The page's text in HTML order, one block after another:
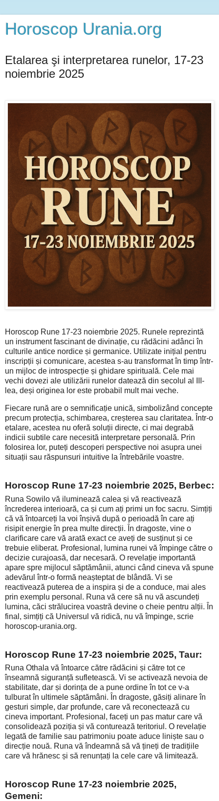
Horoscop Urania.org
Etalarea şi interpretarea runelor, 17-23
noiembrie 2025
Horoscop Rune 17-23 noiembrie 2025. Runele reprezintă
un instrument fascinant de divinație, cu rădăcini adânci în
culturile antice nordice și germanice. Utilizate inițial pentru
inscripții și comunicare, acestea s-au transformat în timp într-
un mijloc de introspecție și ghidare spirituală. Cele mai
vechi dovezi ale utilizării runelor datează din secolul al III-
lea, deși originea lor este probabil mult mai veche.
Fiecare rună are o semnificație unică, simbolizând concepte
precum protecția, schimbarea, creșterea sau claritatea. Într-o
etalare, acestea nu oferă soluții directe, ci mai degrabă
indicii subtile care necesită interpretare personală. Prin
folosirea lor, puteți descoperi perspective noi asupra unei
situații sau răspunsuri intuitive la întrebările voastre.
Horoscop Rune 17-23 noiembrie 2025, Berbec:
Runa Sowilo vă iluminează calea și vă reactivează
încrederea interioară, ca și cum ați primi un foc sacru. Simțiți
că vă întoarceți la voi înșivă după o perioadă în care ați
risipit energie în prea multe direcții. În dragoste, vine o
clarificare care vă arată exact ce aveți de susținut și ce
trebuie eliberat. Profesional, lumina runei vă împinge către o
decizie curajoasă, dar necesară. O revelație importantă
apare spre mijlocul săptămânii, atunci când cineva vă spune
adevărul într-o formă neașteptat de blândă. Vi se
reactivează puterea de a inspira și de a conduce, mai ales
prin exemplu personal. Runa vă cere să nu vă ascundeți
lumina, căci strălucirea voastră devine o cheie pentru alții. În
final, simțiți că Universul vă ridică, nu vă împinge, scrie
horoscop-urania.org.
Horoscop Rune 17-23 noiembrie 2025, Taur:
Runa Othala vă întoarce către rădăcini și către tot ce
înseamnă siguranță sufletească. Vi se activează nevoia de
stabilitate, dar și dorința de a pune ordine în tot ce v-a
tulburat în ultimele săptămâni. În dragoste, găsiți alinare în
gesturi simple, dar profunde, care vă reconectează cu
cineva important. Profesional, faceți un pas matur care vă
consolidează poziția și vă conturează teritoriul. O revelație
legată de familie sau patrimoniu poate aduce liniște sau o
direcție nouă. Runa vă îndeamnă să vă țineți de tradițiile
care vă hrănesc și să renunțați la cele care vă limitează.
Horoscop Rune 17-23 noiembrie 2025,
Gemeni: